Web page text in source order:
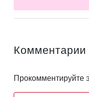
Комментарии
Прокомментируйте